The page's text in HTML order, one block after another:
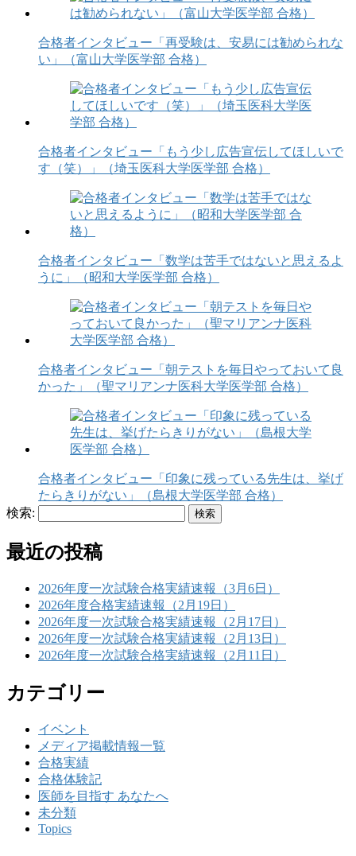
合格者インタビュー「再受験は、安易には勧められな
い」（富山大学医学部 合格）
合格者インタビュー「もう少し広告宣伝してほしいで
す（笑）」（埼玉医科大学医学部 合格）
合格者インタビュー「数学は苦手ではないと思えるよ
うに」（昭和大学医学部 合格）
合格者インタビュー「朝テストを毎日やっておいて良
かった」（聖マリアンナ医科大学医学部 合格）
合格者インタビュー「印象に残っている先生は、挙げ
たらきりがない」（島根大学医学部 合格）
検索:
最近の投稿
2026年度一次試験合格実績速報（3月6日）
2026年度合格実績速報（2月19日）
2026年度一次試験合格実績速報（2月17日）
2026年度一次試験合格実績速報（2月13日）
2026年度一次試験合格実績速報（2月11日）
カテゴリー
イベント
メディア掲載情報一覧
合格実績
合格体験記
医師を目指す あなたへ
未分類
Topics